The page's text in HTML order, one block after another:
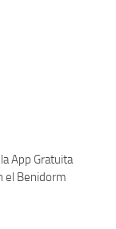
App Gratuita
el Benidorm